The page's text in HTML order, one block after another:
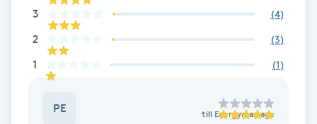
Damklippning
Dermapen
Diamantslipning
3 (4)
2 (3)
1 (1)
PE till Energymassage